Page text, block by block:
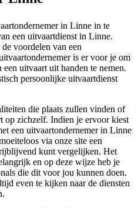
in Linne in te
een uitvaartdienst in Linne.
voordelen van een
is er voor je om
uitvaart uit handen te nemen.
persoonlijke uitvaartdienst
die plaats zullen vinden of
op zichzelf. Indien je ervoor kiest
een uitvaartondernemer in Linne
via onze site een
kunt vergelijken. Het
en op deze wijze heb je
die dit voor jou kunnen doen.
even te kijken naar de diensten